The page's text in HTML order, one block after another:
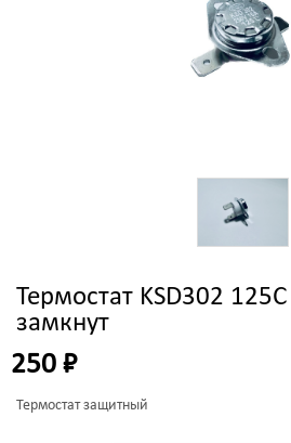
Термостат KSD302
замкнут
250 ₽
Термостат защитный